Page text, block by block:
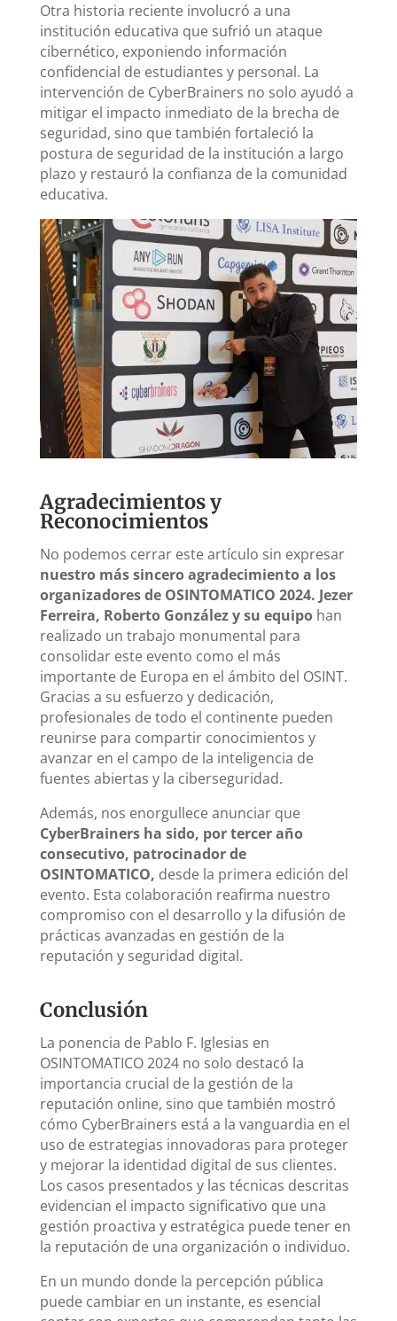
Otra historia reciente involucró a una
institución educativa que sufrió un ataque
cibernético, exponiendo información
confidencial de estudiantes y personal. La
intervención de CyberBrainers no solo ayudó a
mitigar el impacto inmediato de la brecha de
seguridad, sino que también fortaleció la
postura de seguridad de la institución a largo
plazo y restauró la confianza de la comunidad
educativa.
Agradecimientos y
Reconocimientos
No podemos cerrar este artículo sin expresar
nuestro más sincero agradecimiento a los
organizadores de OSINTOMATICO 2024. Jezer
Ferreira, Roberto González y su equipohan
realizado un trabajo monumental para
consolidar este evento como el más
importante de Europa en el ámbito del OSINT.
Gracias a su esfuerzo y dedicación,
profesionales de todo el continente pueden
reunirse para compartir conocimientos y
avanzar en el campo de la inteligencia de
fuentes abiertas y la ciberseguridad.
Además, nos enorgullece anunciar que
CyberBrainers ha sido, por tercer año
consecutivo, patrocinador de
OSINTOMATICO, desde la primera edición del
evento. Esta colaboración reafirma nuestro
compromiso con el desarrollo y la difusión de
prácticas avanzadas en gestión de la
reputación y seguridad digital.
Conclusión
La ponencia de Pablo F. Iglesias en
OSINTOMATICO 2024 no solo destacó la
importancia crucial de la gestión de la
reputación online, sino que también mostró
cómo CyberBrainers está a la vanguardia en el
uso de estrategias innovadoras para proteger
y mejorar la identidad digital de sus clientes.
Los casos presentados y las técnicas descritas
evidencian el impacto significativo que una
gestión proactiva y estratégica puede tener en
la reputación de una organización o individuo.
En un mundo donde la percepción pública
puede cambiar en un instante, es esencial